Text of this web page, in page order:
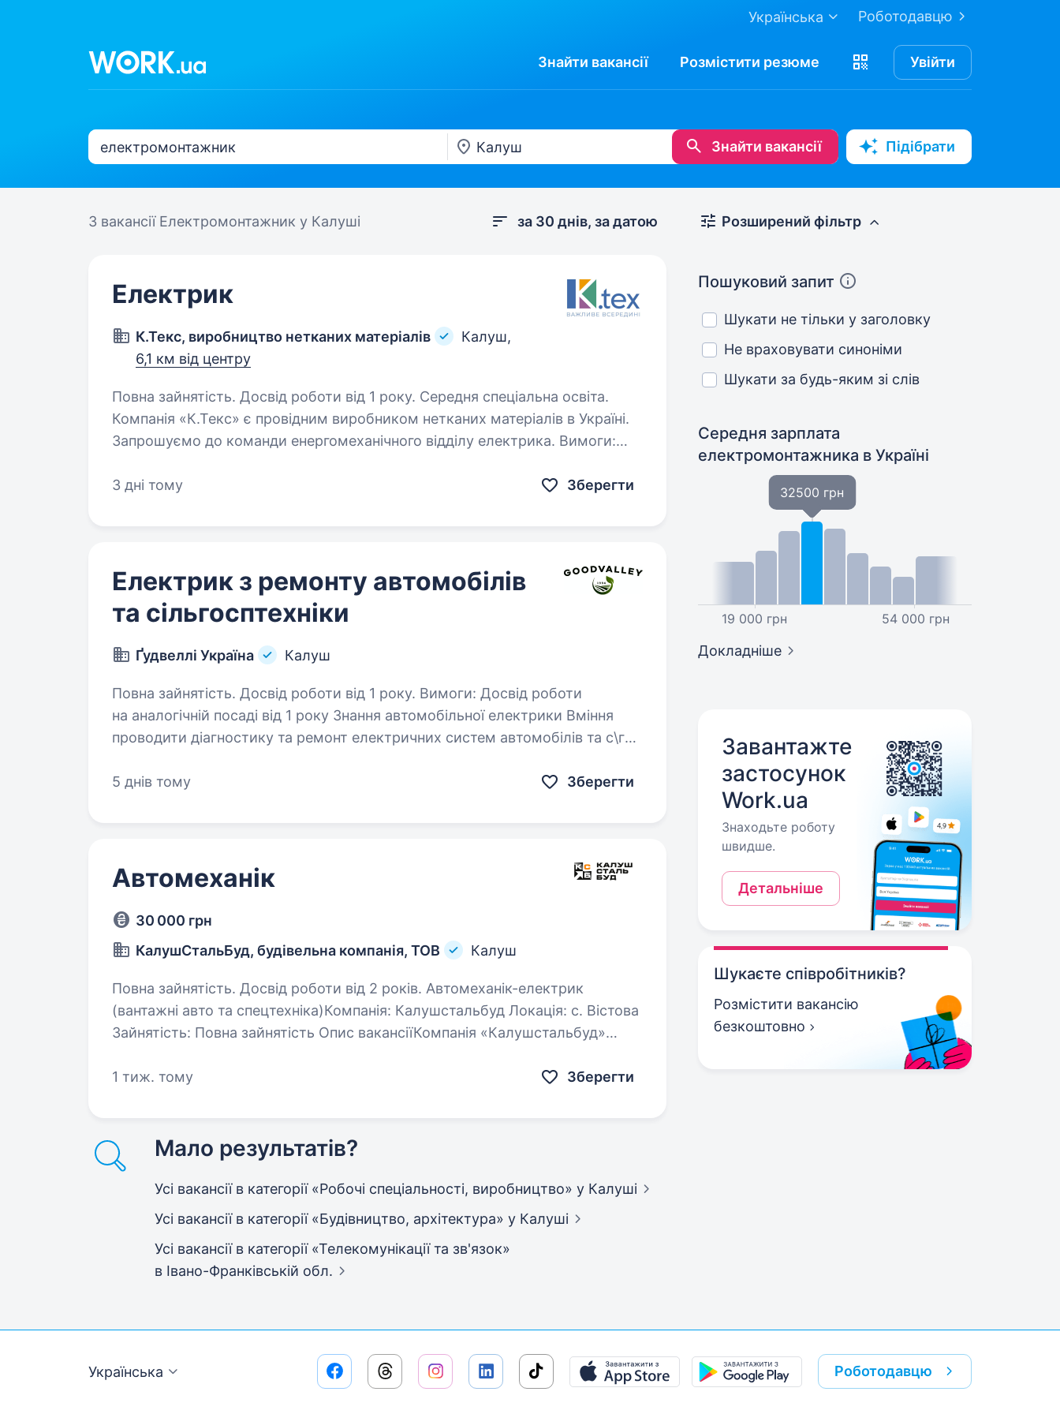
Роботодавцю
Українська
Знайти вакансії Розмістити резюме Увійти
Знайти вакансії Підібрати
3 вакансії Електромонтажник у Калуші за 30 днів, за датою
Електрик
К.Текс, виробництво нетканих матеріалів
Калуш,
6,1 км від центру
Повна зайнятість. Досвід роботи від 1 року. Середня спеціальна освіта.
Компанія «К.Текс» є провідним виробником нетканих матеріалів в Україні.
Запрошуємо до команди енергомеханічного відділу електрика. Вимоги:
відповідальність…
3 дні тому Зберегти
Електрик з ремонту автомобілів
та сільгосптехніки
Ґудвеллі Україна Калуш
Повна зайнятість. Досвід роботи від 1 року. Вимоги: Досвід роботи
на аналогічній посаді від 1 року Знання автомобільної електрики Вміння
проводити діагностику та ремонт електричних систем автомобілів та с\г
5 днів тому
Зберегти
Автомеханік
30 000 грн
КалушСтальБуд, будівельна компанія, ТОВ
Калуш
Повна зайнятість. Досвід роботи від 2 років. Автомеханік-електрик
(вантажні авто та спецтехніка)Компанія: Калушстальбуд Локація: с. Вістова
Зайнятість: Повна зайнятість Опис вакансіїКомпанія «Калушстальбуд»
1 тиж. тому
Зберегти
Мало результатів?
Усі вакансії в категорії «Робочі спеціальності, виробництво» у Калуші
Усі вакансії в категорії «Будівництво, архітектура» у Калуші
Усі вакансії в категорії «Телекомунікації та зв'язок»
в Івано-Франківській обл.
Розширений фільтр
Пошуковий запит
Шукати не тільки у заголовку
Не враховувати синоніми
Шукати за будь-яким зі слів
Середня зарплата
електромонтажника в Україні
19 000 грн
32500 грн
54 000 грн
Докладніше
Завантажте
застосунок
Work.ua
Знаходьте роботу
швидше.
Детальніше
Шукаєте співробітників?
Розмістити вакансію
безкоштовно
Українська Роботодавцю